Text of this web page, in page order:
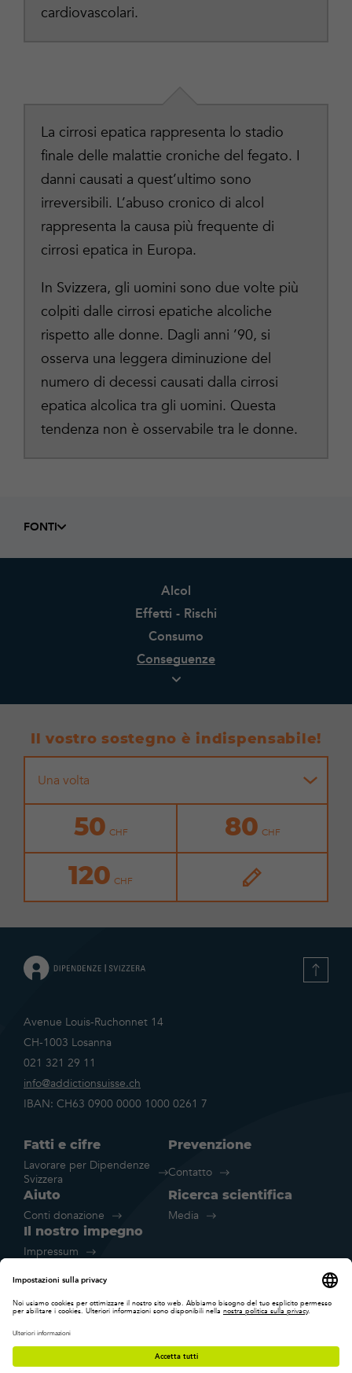
cardiovascolari.
La cirrosi epatica rappresenta lo stadio
finale delle malattie croniche del fegato. I
danni causati a quest’ultimo sono
irreversibili. L’abuso cronico di alcol
rappresenta la causa più frequente di
cirrosi epatica in Europa.
In Svizzera, gli uomini sono due volte più
colpiti dalle cirrosi epatiche alcoliche
rispetto alle donne. Dagli anni ’90, si
osserva una leggera diminuzione del
numero di decessi causati dalla cirrosi
epatica alcolica tra gli uomini. Questa
tendenza non è osservabile tra le donne.
FONTI
Alcol
Effetti - Rischi
Consumo
Conseguenze
Il vostro sostegno è indispensabile!
Una volta
50
80
120
Avenue Louis-Ruchonnet 14
CH-1003 Losanna
021 321 29 11
info@addictionsuisse.ch
IBAN: CH63 0900 0000 1000 0261 7
Fatti e cifre
Lavorare per Dipendenze
Svizzera
Prevenzione
Contatto
Aiuto
Conti donazione
Ricerca scientifica
Media
Il nostro impegno
Impressum
Dichiarazione sulla protezione dei